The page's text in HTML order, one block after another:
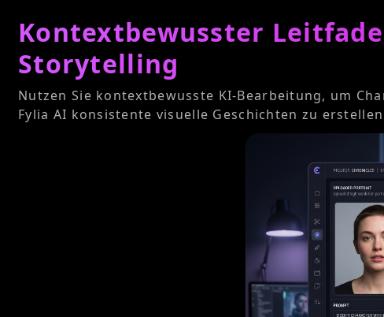
Kontextbewusster
Storytelling
Nutzen Sie kontextbewusste KI-Bearbeitung, um
Fylia AI konsistente visuelle Geschichten zu